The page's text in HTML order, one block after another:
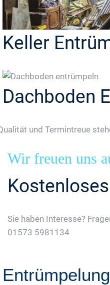
Keller
Dachboden
und Termintreue
Wir freuen uns
Sie haben Interesse?
01573 5981134